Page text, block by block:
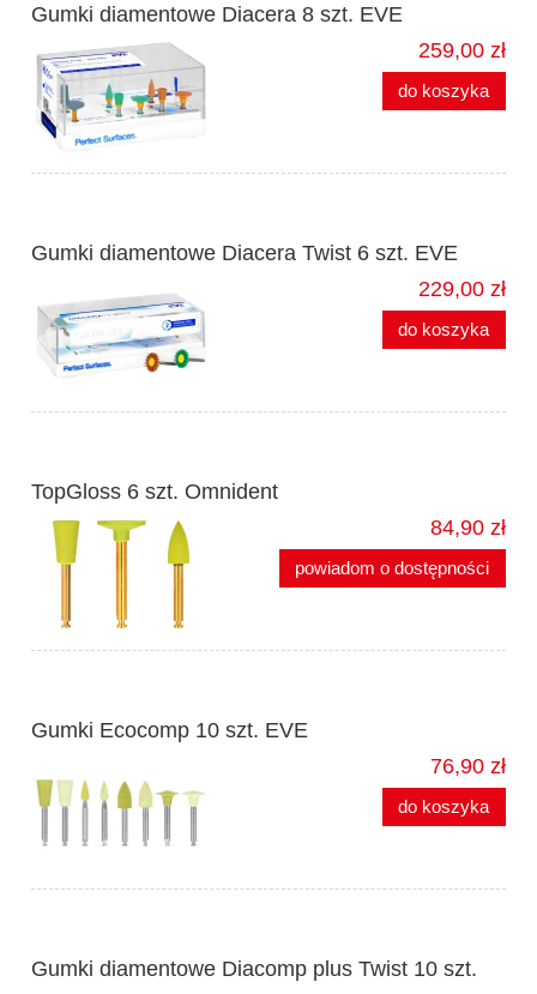
Gumki diamentowe Diacera 8 szt. EVE
259,00 zł
do koszyka
Gumki diamentowe Diacera Twist 6 szt. EVE
229,00 zł
do koszyka
TopGloss 6 szt. Omnident
84,90 zł
powiadom o dostępności
Gumki Ecocomp 10 szt. EVE
76,90 zł
do koszyka
Gumki diamentowe Diacomp plus Twist 10 szt.